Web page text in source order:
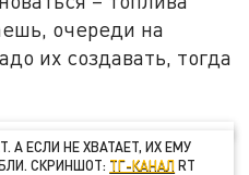
очереди на
их создавать, тогда
А ЕСЛИ НЕ ХВАТАЕТ, ИХ ЕМУ
СКРИНШОТ: ТГ-КАНАЛ RT